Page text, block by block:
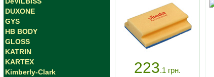
DUXONE
GYS
HB BODY
GLOSS
KATRIN
KARTEX
Kimberly-Clark
223.1 грн.